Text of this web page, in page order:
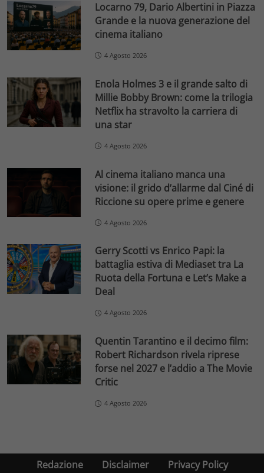
Locarno 79, Dario Albertini in Piazza
Grande e la nuova generazione del
cinema italiano
4 Agosto 2026
Enola Holmes 3 e il grande salto di
Millie Bobby Brown: come la trilogia
Netflix ha stravolto la carriera di
una star
4 Agosto 2026
Al cinema italiano manca una
visione: il grido d’allarme dal Ciné di
Riccione su opere prime e genere
4 Agosto 2026
Gerry Scotti vs Enrico Papi: la
battaglia estiva di Mediaset tra La
Ruota della Fortuna e Let’s Make a
Deal
4 Agosto 2026
Quentin Tarantino e il decimo film:
Robert Richardson rivela riprese
forse nel 2027 e l’addio a The Movie
Critic
4 Agosto 2026
Redazione Disclaimer Privacy Policy